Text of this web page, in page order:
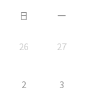
日 一
26 27
2 3